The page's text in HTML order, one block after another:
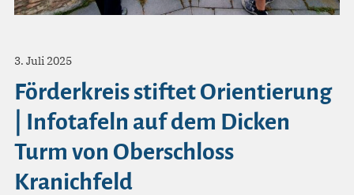
3. Juli 2025
Förderkreis stiftet Orientierung
| Infotafeln auf dem Dicken
Turm von Oberschloss
Kranichfeld